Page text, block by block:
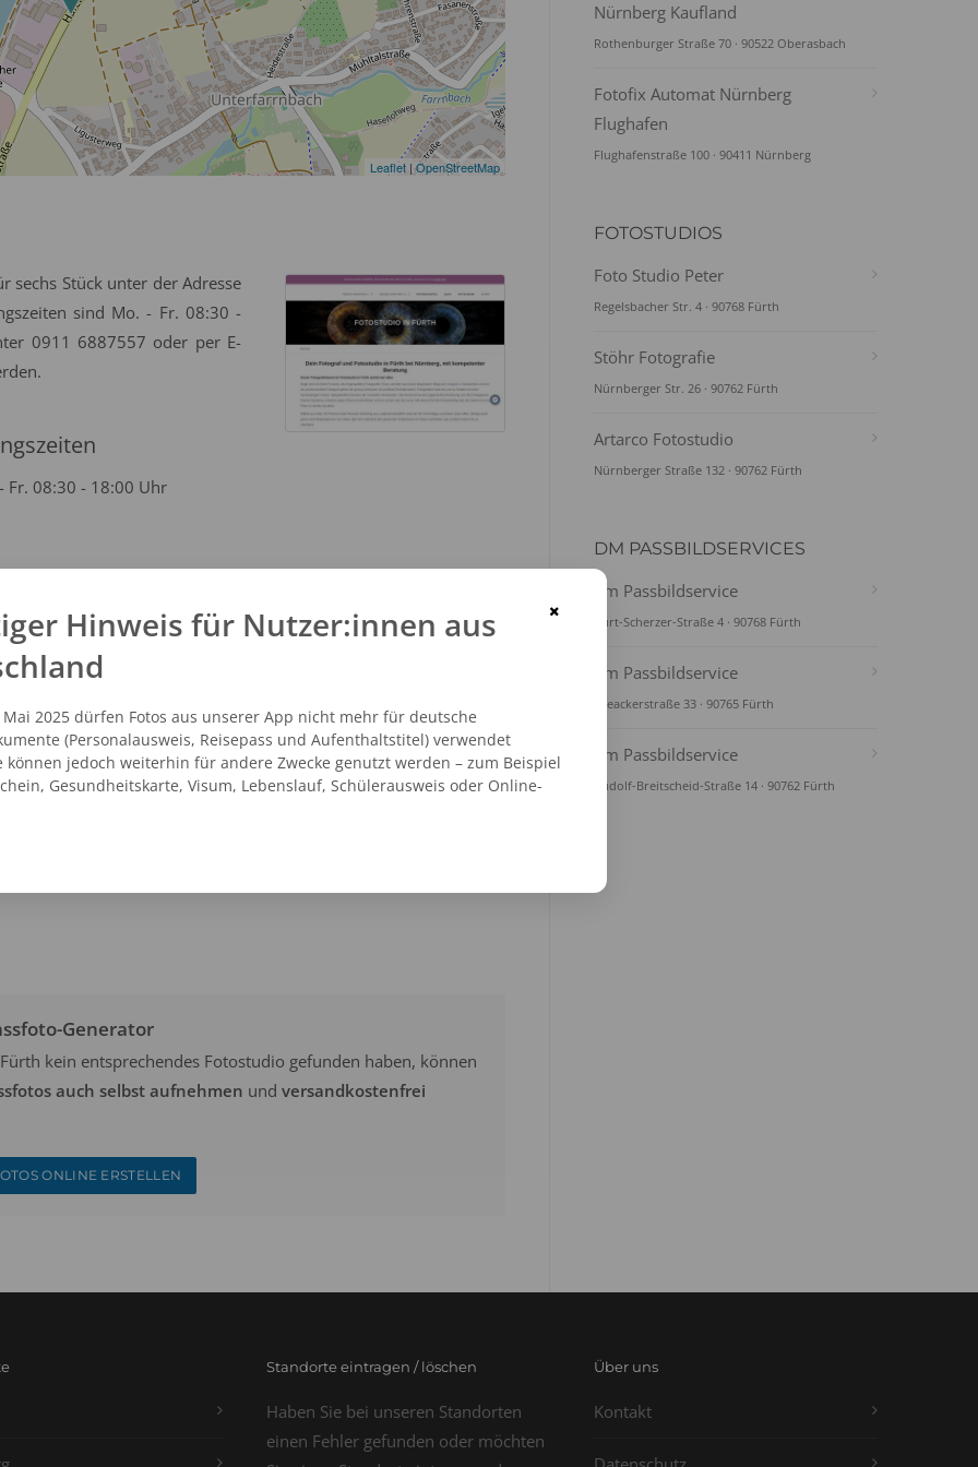
Leaflet |OpenStreetMap
sechs Stück unter der Adresse
sind Mo. - Fr. 08:30 -
0911 6887557 oder per E-
Fr. 08:30 - 18:00 Uhr
- 6887557
- 6896665
foto.de
Generator
kein entsprechendes Fotostudio gefunden haben, können
auch selbst aufnehmen und versandkostenfrei
ONLINE ERSTELLEN
Nürnberg Kaufland
Rothenburger Straße 70 · 90522 Oberasbach
Fotofix Automat Nürnberg
Flughafen
Flughafenstraße 100 · 90411 Nürnberg
FOTOSTUDIOS
Foto Studio Peter
Regelsbacher Str. 4 · 90768 Fürth
Stöhr Fotografie
Nürnberger Str. 26 · 90762 Fürth
Artarco Fotostudio
Nürnberger Straße 132 · 90762 Fürth
DM PASSBILDSERVICES
dm Passbildservice
Kurt-Scherzer-Straße 4 · 90768 Fürth
dm Passbildservice
Seeackerstraße 33 · 90765 Fürth
dm Passbildservice
Rudolf-Breitscheid-Straße 14 · 90762 Fürth
Standorte eintragen / löschen
Haben Sie bei unseren Standorten
einen Fehler gefunden oder möchten
Über uns
Kontakt
×
Hinweis für Nutzer:innen aus
Mai 2025 dürfen Fotos aus unserer App nicht mehr für deutsche
(Personalausweis, Reisepass und Aufenthaltstitel) verwendet
können jedoch weiterhin für andere Zwecke genutzt werden – zum Beispiel
Gesundheitskarte, Visum, Lebenslauf, Schülerausweis oder Online-